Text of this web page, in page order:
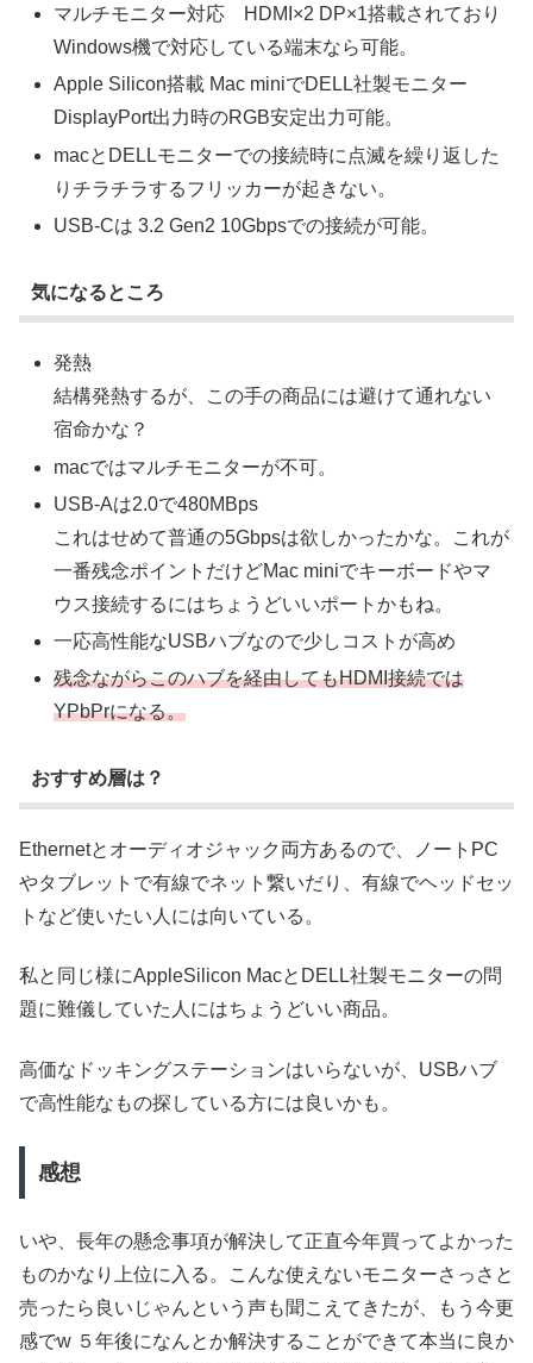
マルチモニター対応 HDMI×2 DP×1搭載されており
Windows機で対応している端末なら可能。
Apple Silicon搭載 Mac miniでDELL社製モニター
DisplayPort出力時のRGB安定出力可能。
macとDELLモニターでの接続時に点滅を繰り返した
りチラチラするフリッカーが起きない。
USB-Cは 3.2 Gen2 10Gbpsでの接続が可能。
気になるところ
発熱
結構発熱するが、この手の商品には避けて通れない
宿命かな？
macではマルチモニターが不可。
USB-Aは2.0で480MBps
これはせめて普通の5Gbpsは欲しかったかな。これが
一番残念ポイントだけどMac miniでキーボードやマ
ウス接続するにはちょうどいいポートかもね。
一応高性能なUSBハブなので少しコストが高め
残念ながらこのハブを経由してもHDMI接続では
YPbPrになる。
おすすめ層は？
Ethernetとオーディオジャック両方あるので、ノートPC
やタブレットで有線でネット繋いだり、有線でヘッドセッ
トなど使いたい人には向いている。
私と同じ様にAppleSilicon MacとDELL社製モニターの問
題に難儀していた人にはちょうどいい商品。
高価なドッキングステーションはいらないが、USBハブ
で高性能なもの探している方には良いかも。
感想
いや、長年の懸念事項が解決して正直今年買ってよかった
ものかなり上位に入る。こんな使えないモニターさっさと
売ったら良いじゃんという声も聞こえてきたが、もう今更
感でw ５年後になんとか解決することができて本当に良か